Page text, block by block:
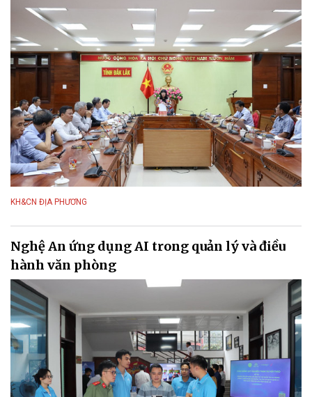
KH&CN ĐỊA PHƯƠNG
Nghệ An ứng dụng AI trong quản lý và điều
hành văn phòng